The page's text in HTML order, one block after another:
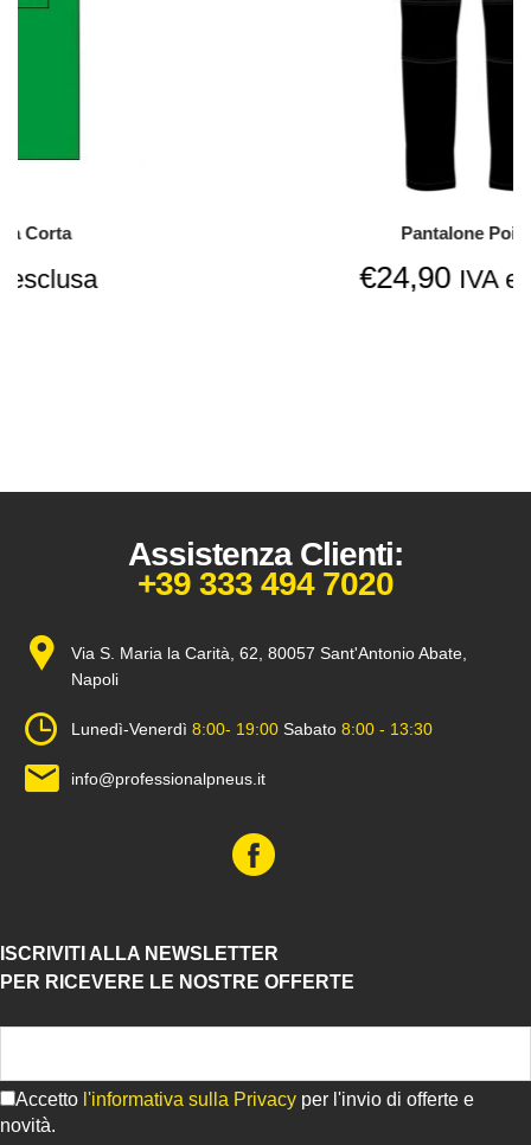
IVA esclusa
Assistenza Clienti:
+39 333 494 7020
Via S. Maria la Carità, 62, 80057 Sant'Antonio Abate,
Napoli
Lunedì-Venerdì 8:00- 19:00 Sabato 8:00 - 13:30
info@professionalpneus.it
ISCRIVITI ALLA NEWSLETTER
PER RICEVERE LE NOSTRE OFFERTE
Accetto l'informativa sulla Privacy per l'invio di offerte e
novità.